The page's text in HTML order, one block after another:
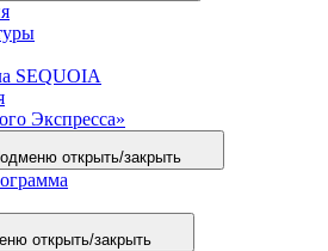
SEQUOIA
Экспресса»
открыть/закрыть
открыть/закрыть